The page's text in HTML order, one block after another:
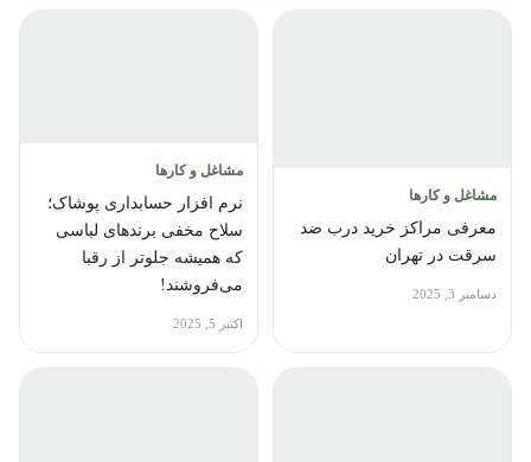
مشاغل و کارها
معرفی مراکز خرید درب ضد
سرقت در تهران
دسامبر 3, 2025
مشاغل و کارها
نرم افزار حسابداری پوشاک؛
سلاح مخفی برندهای لباسی
که همیشه جلوتر از رقبا
می‌فروشند!
اکتبر 5, 2025